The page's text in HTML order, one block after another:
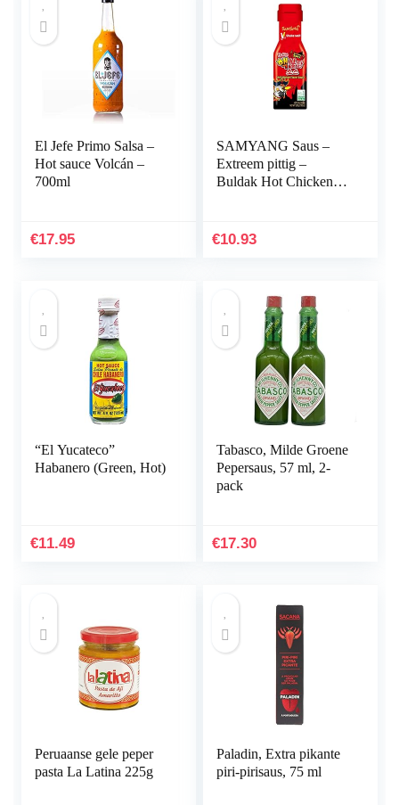
El Jefe Primo Salsa –
Hot sauce Volcán –
700ml
€17.95
SAMYANG Saus –
Extreem pittig –
Buldak Hot Chicken
€10.93
“El Yucateco”
Habanero (Green, Hot)
€11.49
Tabasco, Milde Groene
Pepersaus, 57 ml, 2-
pack
€17.30
Peruaanse gele peper
pasta La Latina 225g
Paladin, Extra pikante
piri-pirisaus, 75 ml